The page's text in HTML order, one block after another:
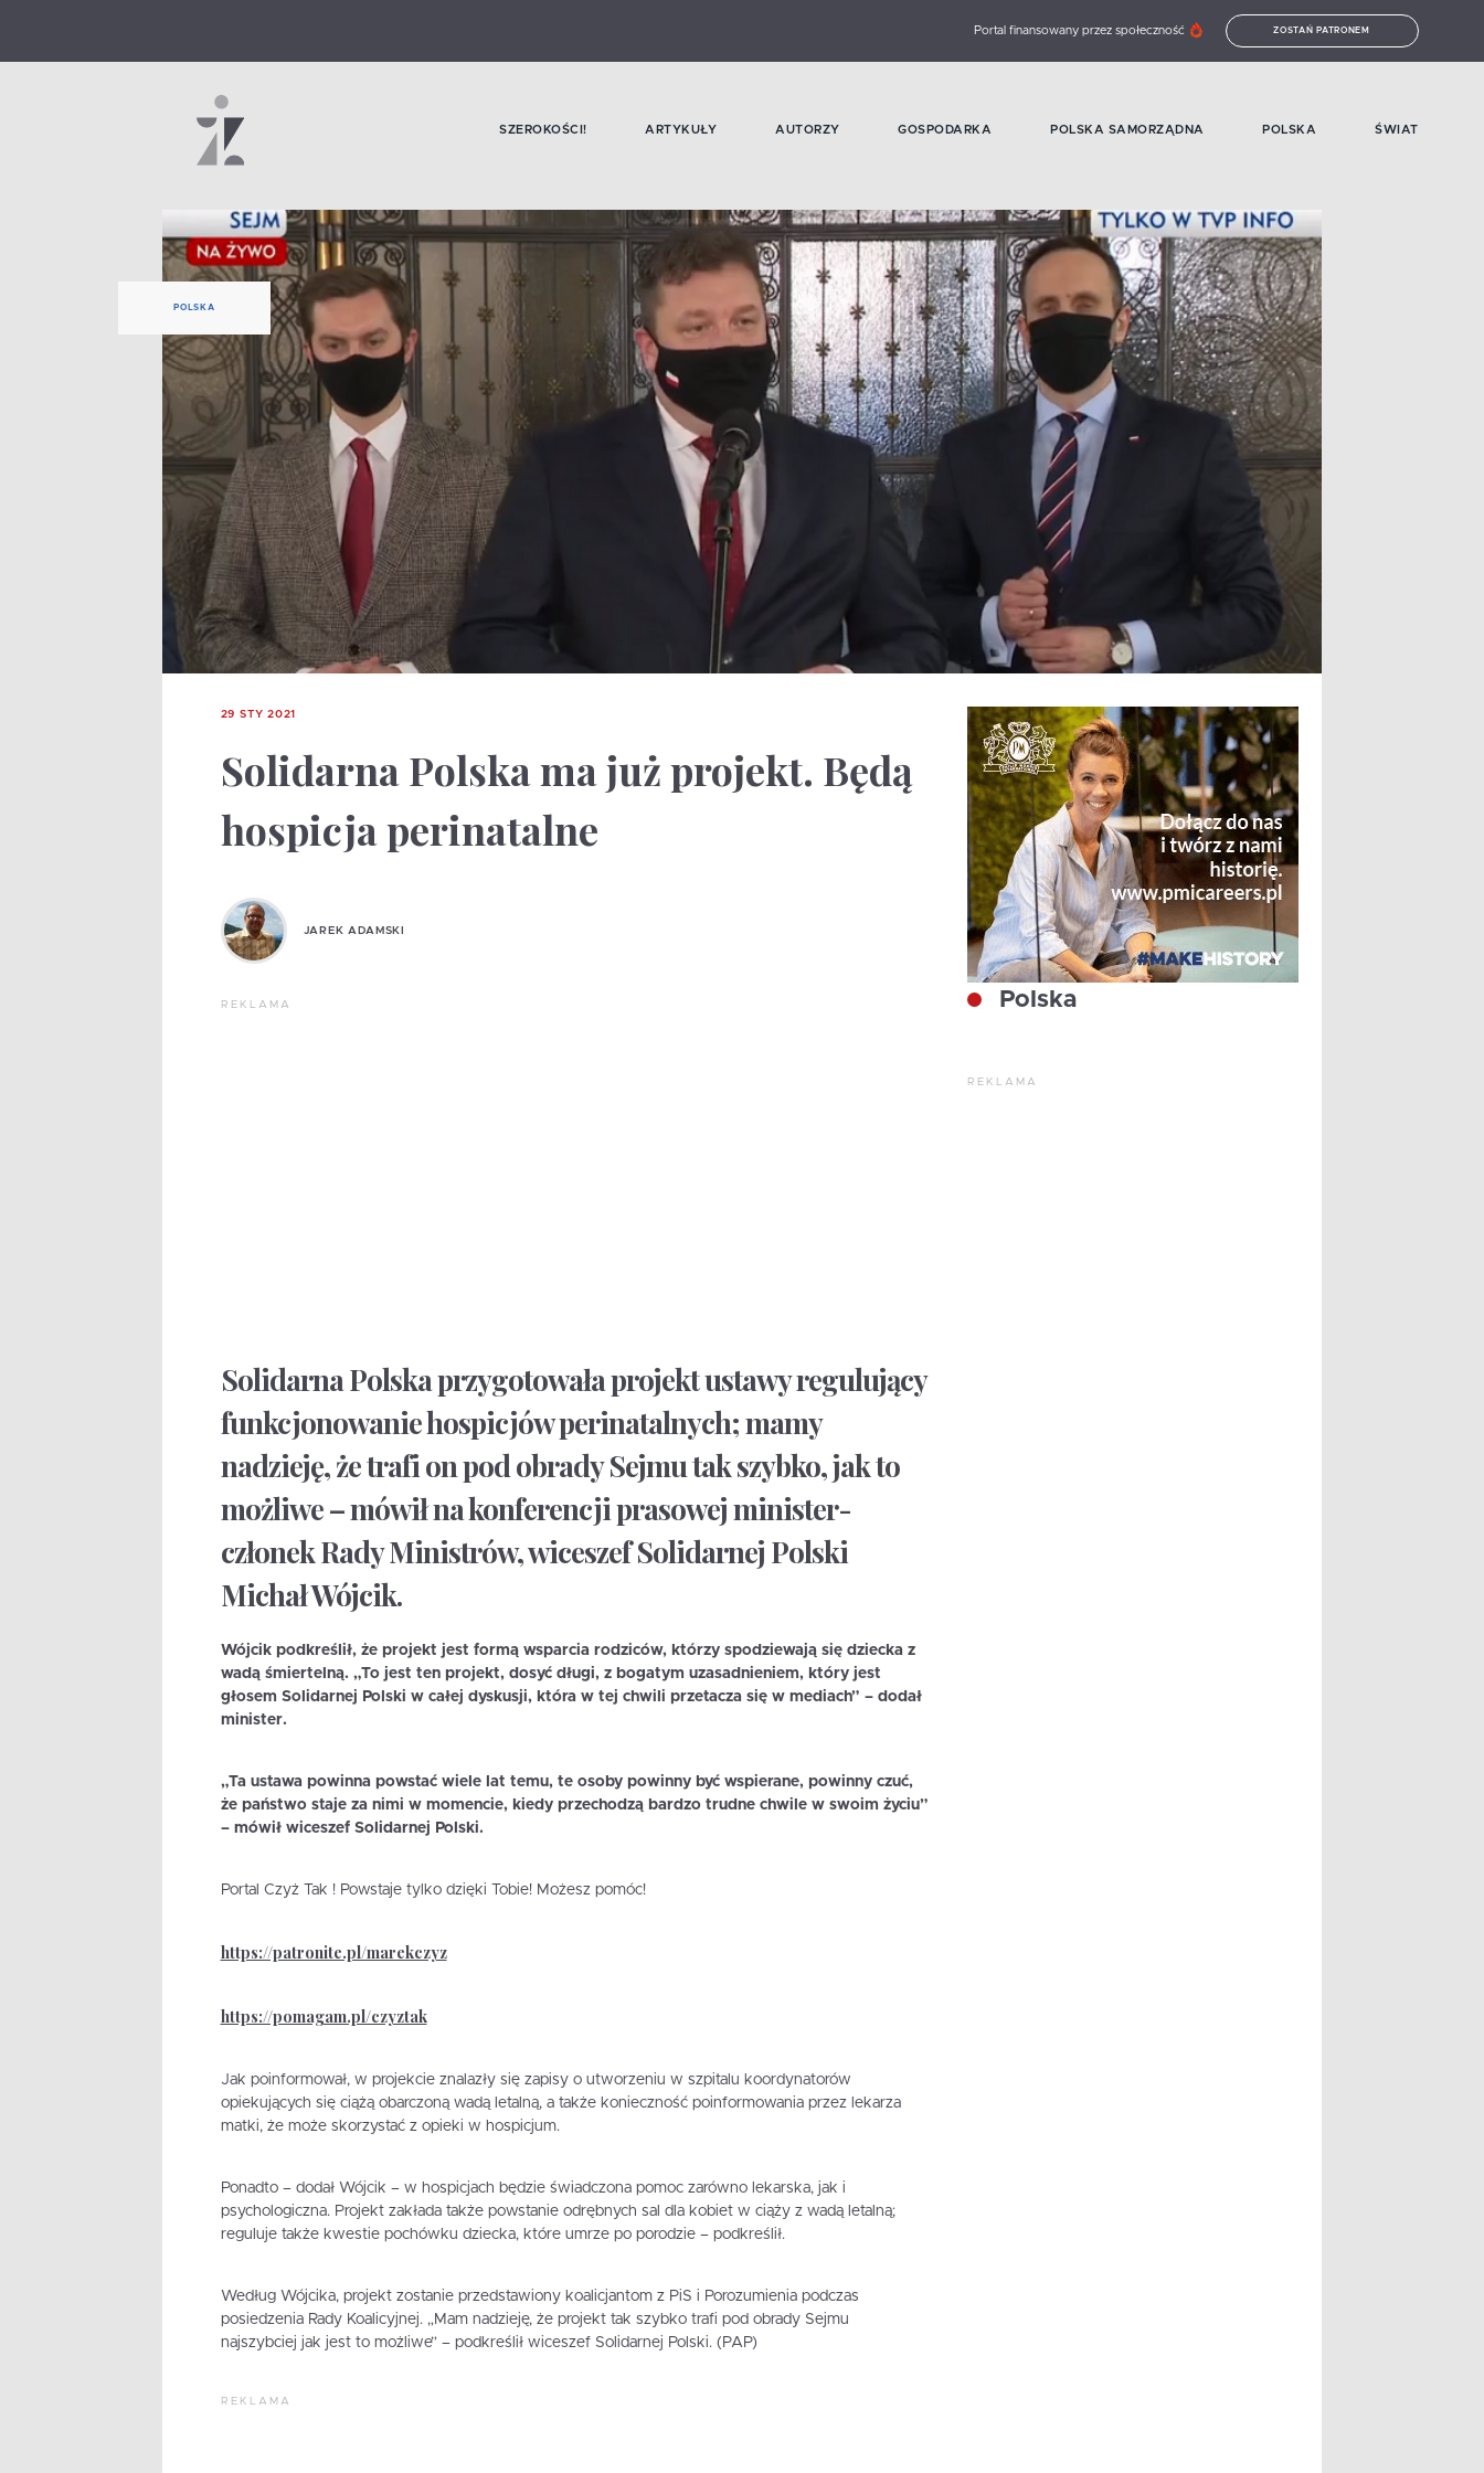
Portal finansowany przez społeczność ZOSTAŃ PATRONEM
SZEROKOŚCI! ARTYKUŁY AUTORZY GOSPODARKA POLSKA SAMORZĄDNA POLSKA ŚWIAT
POLSKA
29 STY 2021
Solidarna Polska ma już projekt. Będą
hospicja perinatalne
JAREK ADAMSKI
REKLAMA
Solidarna Polska przygotowała projekt ustawy regulujący
funkcjonowanie hospicjów perinatalnych; mamy
nadzieję, że trafi on pod obrady Sejmu tak szybko, jak to
możliwe – mówił na konferencji prasowej minister-
członek Rady Ministrów, wiceszef Solidarnej Polski
Michał Wójcik.
Wójcik podkreślił, że projekt jest formą wsparcia rodziców, którzy spodziewają się dziecka z
wadą śmiertelną. „To jest ten projekt, dosyć długi, z bogatym uzasadnieniem, który jest
głosem Solidarnej Polski w całej dyskusji, która w tej chwili przetacza się w mediach” – dodał
minister.
„Ta ustawa powinna powstać wiele lat temu, te osoby powinny być wspierane, powinny czuć,
że państwo staje za nimi w momencie, kiedy przechodzą bardzo trudne chwile w swoim życiu”
– mówił wiceszef Solidarnej Polski.
Portal Czyż Tak ! Powstaje tylko dzięki Tobie! Możesz pomóc!
https://patronite.pl/marekczyz
https://pomagam.pl/czyztak
Jak poinformował, w projekcie znalazły się zapisy o utworzeniu w szpitalu koordynatorów
opiekujących się ciążą obarczoną wadą letalną, a także konieczność poinformowania przez lekarza
matki, że może skorzystać z opieki w hospicjum.
Ponadto – dodał Wójcik – w hospicjach będzie świadczona pomoc zarówno lekarska, jak i
psychologiczna. Projekt zakłada także powstanie odrębnych sal dla kobiet w ciąży z wadą letalną;
reguluje także kwestie pochówku dziecka, które umrze po porodzie – podkreślił.
Według Wójcika, projekt zostanie przedstawiony koalicjantom z PiS i Porozumienia podczas
posiedzenia Rady Koalicyjnej. „Mam nadzieję, że projekt tak szybko trafi pod obrady Sejmu
najszybciej jak jest to możliwe” – podkreślił wiceszef Solidarnej Polski. (PAP)
REKLAMA
Polska
REKLAMA